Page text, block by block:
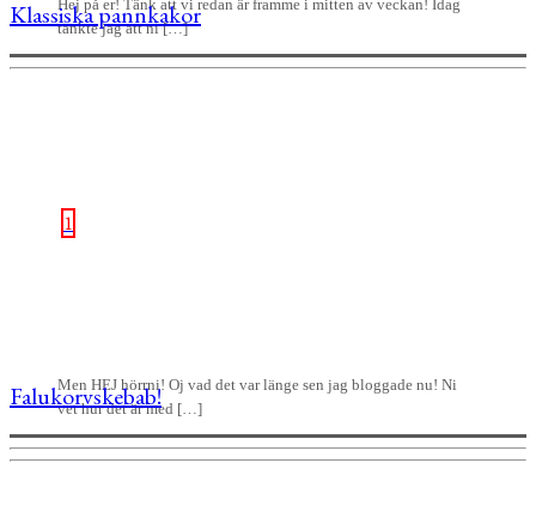
Hej på er! Tänk att vi redan är framme i mitten av veckan! Idag
tänkte jag att ni […]
Klassiska pannkakor
1
Men HEJ hörrni! Oj vad det var länge sen jag bloggade nu! Ni
vet hur det är med […]
Falukorvskebab!